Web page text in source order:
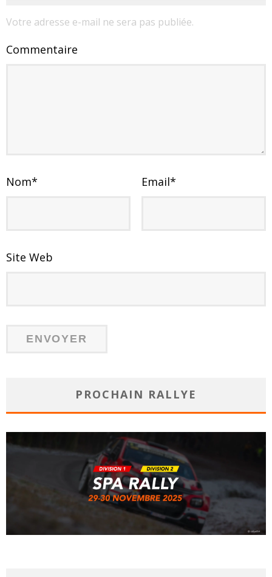
Votre adresse e-mail ne sera pas publiée.
Commentaire
Nom* Email*
Site Web
PROCHAIN RALLYE